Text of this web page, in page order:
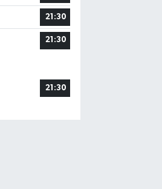
21:30
21:30
21:30